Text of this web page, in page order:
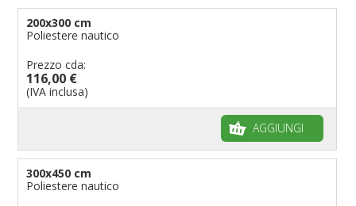
200x300 cm
Poliestere nautico
Prezzo cda:
116,00 €
(IVA inclusa)
AGGIUNGI
300x450 cm
Poliestere nautico